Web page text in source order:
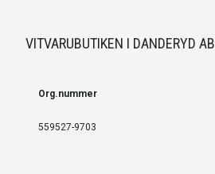
VITVARUBUTIKEN I DANDERYD AB
Org.nummer
559527-9703